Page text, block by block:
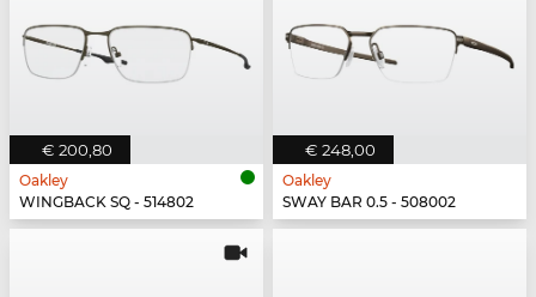
€ 200,80
Oakley
WINGBACK SQ - 514802
€ 248,00
Oakley
SWAY BAR 0.5 - 508002